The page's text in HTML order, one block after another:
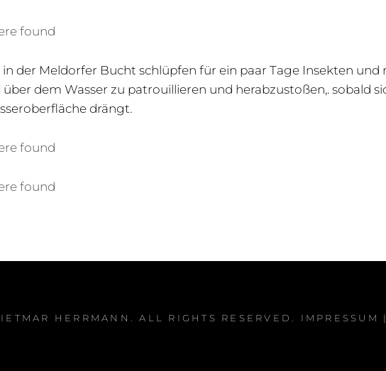
found
in der Meldorfer Bucht schlüpfen für ein paar Tage Insekten und
über dem Wasser zu patrouillieren und herabzustoßen,. sobald
drängt.
found
found
HERRMANN . ALL RIGHTS RESERVED. IMPRESSUM